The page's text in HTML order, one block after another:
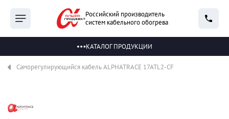
Российский производитель
систем кабельного обогрева
КАТАЛОГ ПРОДУКЦИИ
Саморегулирующийся кабель ALPHATRACE 17ATL2-CF